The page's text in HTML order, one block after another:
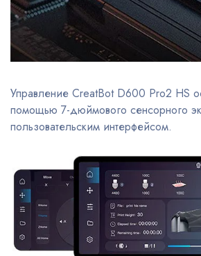
Управление CreatBot D600 Pro2 HS
помощью 7-дюймового сенсорного
пользовательским интерфейсом.